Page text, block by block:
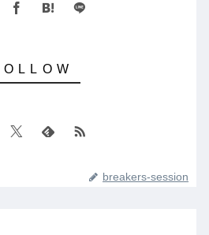
breakers-session